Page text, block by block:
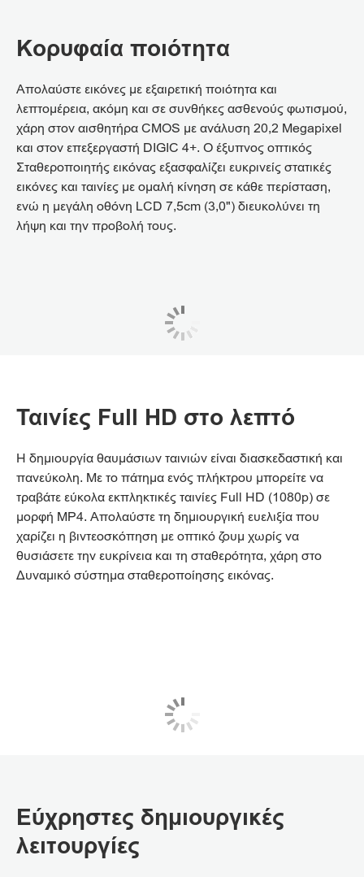
Κορυφαία ποιότητα
Απολαύστε εικόνες με εξαιρετική ποιότητα και
λεπτομέρεια, ακόμη και σε συνθήκες ασθενούς φωτισμού,
χάρη στον αισθητήρα CMOS με ανάλυση 20,2 Megapixel
και στον επεξεργαστή DIGIC 4+. Ο έξυπνος οπτικός
Σταθεροποιητής εικόνας εξασφαλίζει ευκρινείς στατικές
εικόνες και ταινίες με ομαλή κίνηση σε κάθε περίσταση,
ενώ η μεγάλη οθόνη LCD 7,5cm (3,0") διευκολύνει τη
λήψη και την προβολή τους.
Ταινίες Full HD στο λεπτό
Η δημιουργία θαυμάσιων ταινιών είναι διασκεδαστική και
πανεύκολη. Με το πάτημα ενός πλήκτρου μπορείτε να
τραβάτε εύκολα εκπληκτικές ταινίες Full HD (1080p) σε
μορφή MP4. Απολαύστε τη δημιουργική ευελιξία που
χαρίζει η βιντεοσκόπηση με οπτικό ζουμ χωρίς να
θυσιάσετε την ευκρίνεια και τη σταθερότητα, χάρη στο
Δυναμικό σύστημα σταθεροποίησης εικόνας.
Εύχρηστες δημιουργικές
λειτουργίες